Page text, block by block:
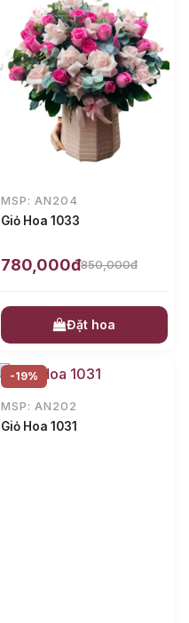
MSP: AN204
Giỏ Hoa 1033
780,000đ850,000đ
Đặt hoa
-19%
MSP: AN202
Giỏ Hoa 1031